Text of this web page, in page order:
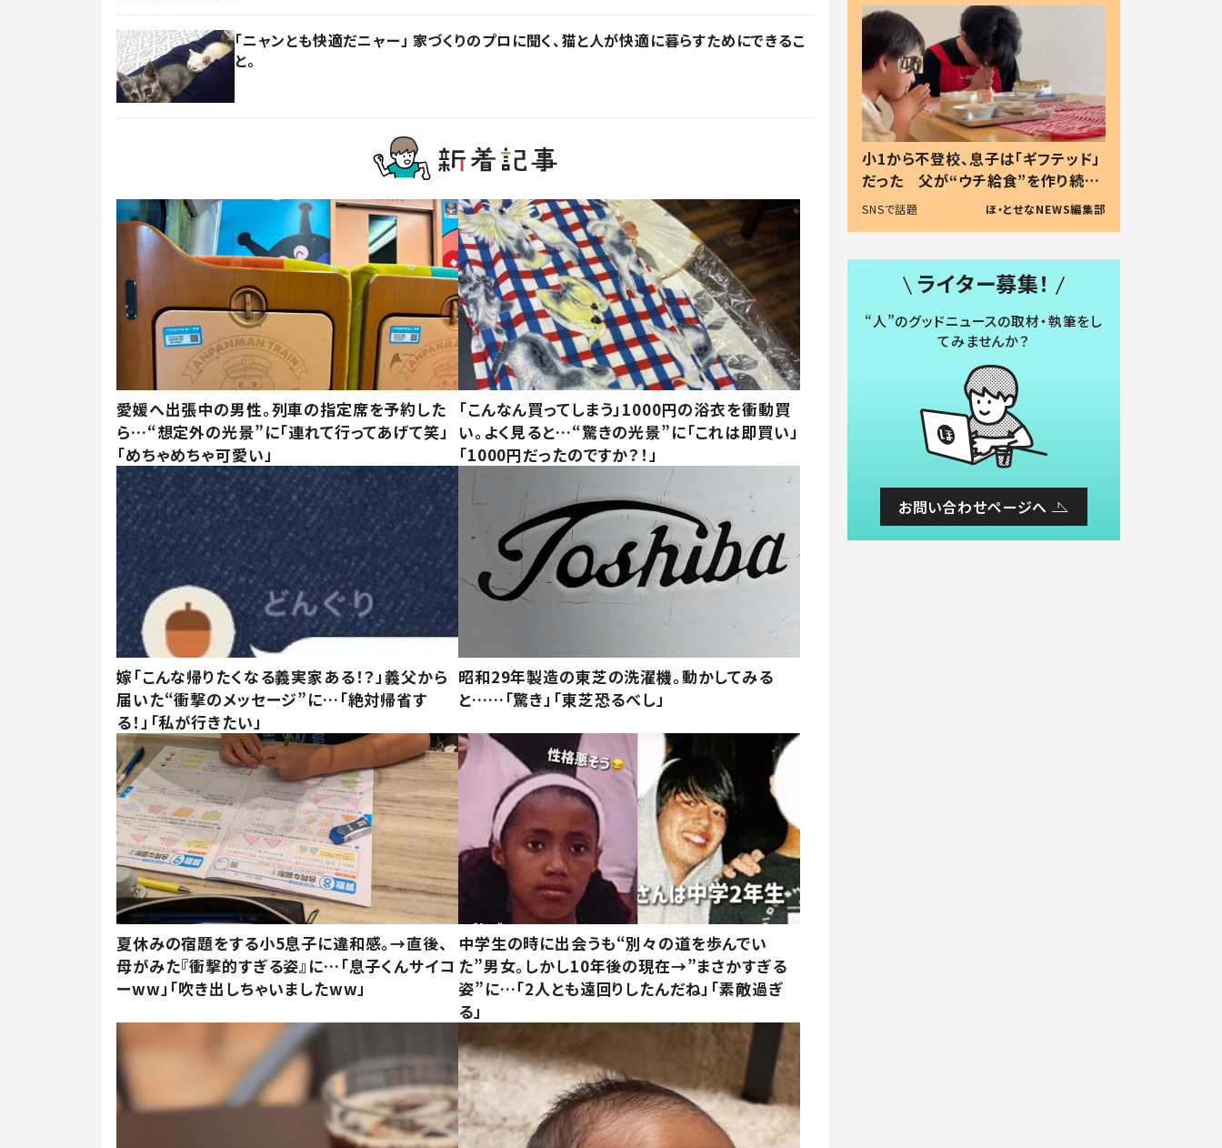
「ニャンとも快適だニャー」 家づくりのプロに聞く、猫と人が快適に暮らすためにできるこ
と。
愛媛へ出張中の男性。列車の指定席を予約した
ら…“想定外の光景”に「連れて行ってあげて笑」
「めちゃめちゃ可愛い」
「こんなん買ってしまう」1000円の浴衣を衝動買
い。よく見ると…“驚きの光景”に「これは即買い」
「1000円だったのですか？！」
嫁「こんな帰りたくなる義実家ある！？」義父から
届いた“衝撃のメッセージ”に…「絶対帰省す
る！」「私が行きたい」
昭和29年製造の東芝の洗濯機。動かしてみる
と……「驚き」「東芝恐るべし」
夏休みの宿題をする小5息子に違和感。→直後、
母がみた『衝撃的すぎる姿』に…「息子くんサイコ
ーww」「吹き出しちゃいましたww」
中学生の時に出会うも“別々の道を歩んでい
た”男女。しかし10年後の現在→”まさかすぎる
姿”に…「2人とも遠回りしたんだね」「素敵過ぎ
る」
小1から不登校、息子は「ギフテッド」
だった 父が“ウチ給食”を作り続け
る理由とは #令和の親 #令和の子
SNSで話題 ほ・とせなNEWS編集部
ライター募集！
“人”のグッドニュースの取材・執筆をし
てみませんか？
お問い合わせページへ